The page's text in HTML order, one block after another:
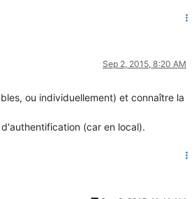
Sep 2, 2015, 8:20 AM
ou individuellement) et connaître la
(car en local).